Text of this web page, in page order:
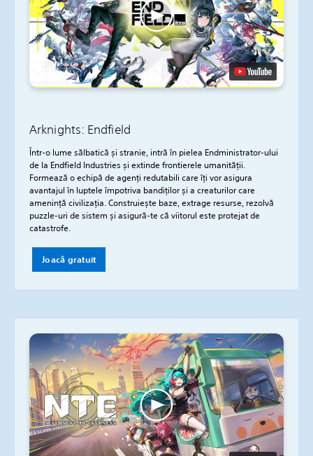
Arknights: Endfield
Într-o lume sălbatică și stranie, intră în pielea Endministrator-ului
de la Endfield Industries și extinde frontierele umanității.
Formează o echipă de agenți redutabili care îți vor asigura
avantajul în luptele împotriva bandiților și a creaturilor care
amenință civilizația. Construiește baze, extrage resurse, rezolvă
puzzle-uri de sistem și asigură-te că viitorul este protejat de
catastrofe.
Joacă gratuit